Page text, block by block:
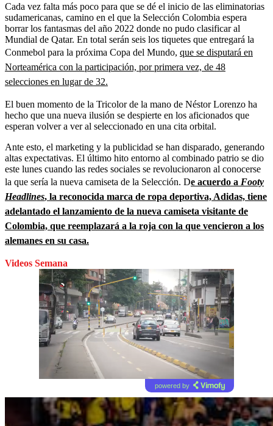
Cada vez falta más poco para que se dé el inicio de las eliminatorias
sudamericanas, camino en el que la Selección Colombia espera
borrar los fantasmas del año 2022 donde no pudo clasificar al
Mundial de Qatar. En total serán seis los tiquetes que entregará la
Conmebol para la próxima Copa del Mundo, que se disputará en
Norteamérica con la participación, por primera vez, de 48
selecciones en lugar de 32.
El buen momento de la Tricolor de la mano de Néstor Lorenzo ha
hecho que una nueva ilusión se despierte en los aficionados que
esperan volver a ver al seleccionado en una cita orbital.
Ante esto, el marketing y la publicidad se han disparado, generando
altas expectativas. El último hito entorno al combinado patrio se dio
este lunes cuando las redes sociales se revolucionaron al conocerse
la que sería la nueva camiseta de la Selección. De acuerdo a Footy
Headlines, la reconocida marca de ropa deportiva, Adidas, tiene
adelantado el lanzamiento de la nueva camiseta visitante de
Colombia, que reemplazará a la roja con la que vencieron a los
alemanes en su casa.
Videos Semana
powered by